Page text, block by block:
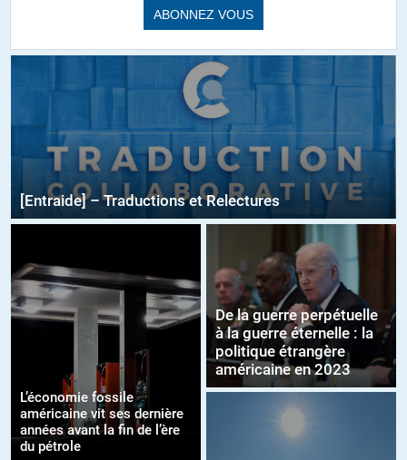
[Entraide] – Traductions et Relectures
L’économie fossile
américaine vit ses dernière
années avant la fin de l’ère
du pétrole
De la guerre perpétuelle
à la guerre éternelle : la
politique étrangère
américaine en 2023